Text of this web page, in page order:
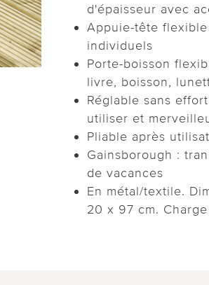
d'épaisseur avec
Appuie-tête
individuels
Porte-boisson
livre, boisson,
Réglable sans
utiliser et
Pliable après
Gainsborough :
de vacances
En métal/textile.
20 x 97 cm.